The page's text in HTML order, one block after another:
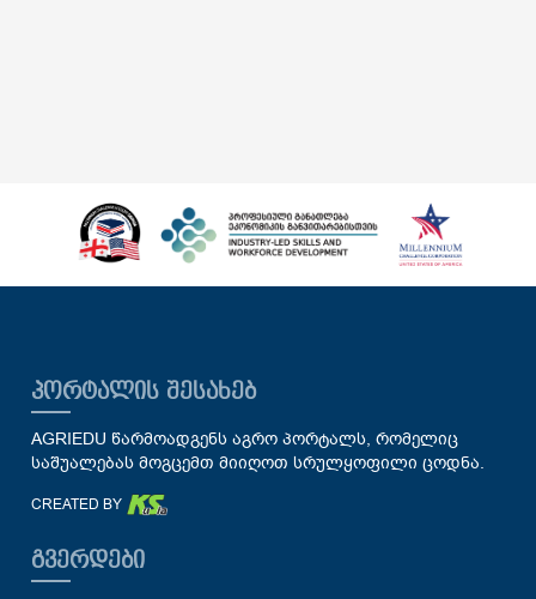
ᲞᲝᲠᲢᲐᲚᲘᲡ ᲨᲔᲡᲐᲮᲔᲑ
AGRIEDU წარმოადგენს აგრო პორტალს, რომელიც
საშუალებას მოგცემთ მიიღოთ სრულყოფილი ცოდნა.
CREATED BY
ᲒᲕᲔᲠᲓᲔᲑᲘ